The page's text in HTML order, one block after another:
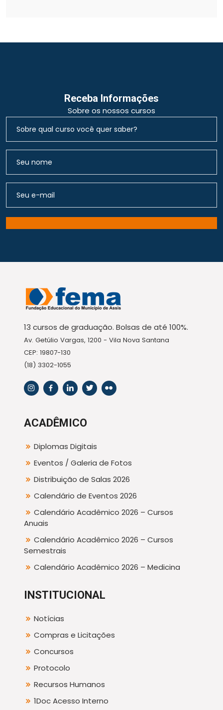
Receba Informações
Sobre os nossos cursos
13 cursos de graduação. Bolsas de até 100%.
Av. Getúlio Vargas, 1200 - Vila Nova Santana
CEP: 19807-130
(18) 3302-1055
ACADÊMICO
Diplomas Digitais
Eventos / Galeria de Fotos
Distribuição de Salas 2026
Calendário de Eventos 2026
Calendário Acadêmico 2026 – Cursos
Anuais
Calendário Acadêmico 2026 – Cursos
Semestrais
Calendário Acadêmico 2026 – Medicina
INSTITUCIONAL
Notícias
Compras e Licitações
Concursos
Protocolo
Recursos Humanos
1Doc Acesso Interno